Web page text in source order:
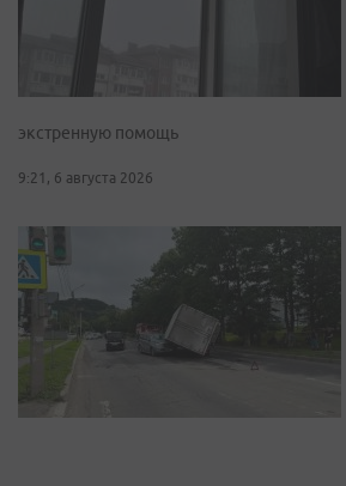
экстренную помощь
9:21, 6 августа 2026